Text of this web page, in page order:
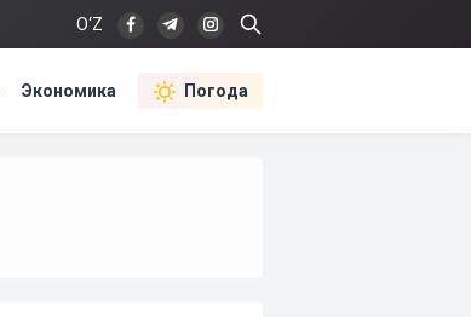
O‘Z
Экономика Погода